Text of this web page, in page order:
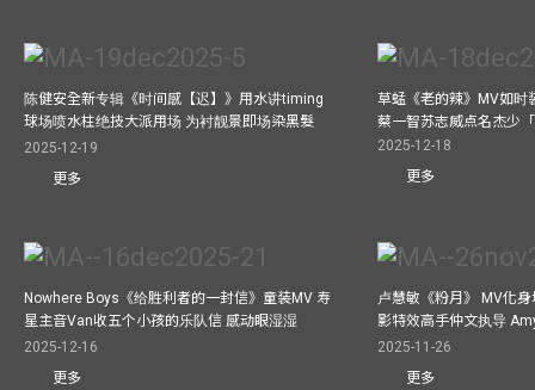
陈健安全新专辑《时间感【迟】》用水讲timing
球场喷水柱绝技大派用场 为衬靓景即场染黑髮
2025-12-19
更多
草蜢《老的辣》MV如时
蔡一智苏志威点名杰少
2025-12-18
更多
Nowhere Boys《给胜利者的一封信》童装MV 寿
星主音Van收五个小孩的乐队信 感动眼湿湿
2025-12-16
更多
卢慧敏《粉月》 MV化
影特效高手仲文执导
2025-11-26
更多